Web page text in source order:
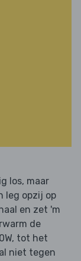
los, maar
leg opzij op
en zet 'm
de
tot het
niet tegen